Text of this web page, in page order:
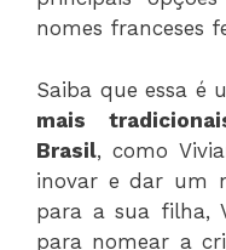
nomes franceses
Saiba que essa é
mais
Brasil, como
inovar e dar um
para a sua filha,
para nomear a